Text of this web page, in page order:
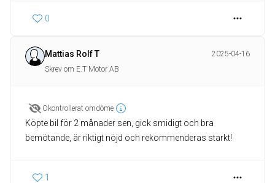
0
Mattias Rolf T
2025-04-16
Skrev om E.T Motor AB
Okontrollerat omdöme
Köpte bil för 2 månader sen, gick smidigt och bra
bemötande, är riktigt nöjd och rekommenderas starkt!
1